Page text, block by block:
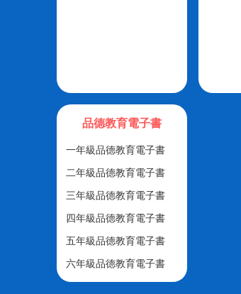
品德教育電子書
一年級品德教育電子書
二年級品德教育電子書
三年級品德教育電子書
四年級品德教育電子書
五年級品德教育電子書
六年級品德教育電子書